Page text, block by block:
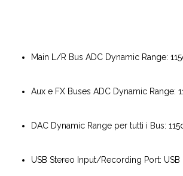
Main L/R Bus ADC Dynamic Range:
Aux e FX Buses ADC Dynamic Range:
DAC Dynamic Range per tutti i Bus:
USB Stereo Input/Recording Port: USB